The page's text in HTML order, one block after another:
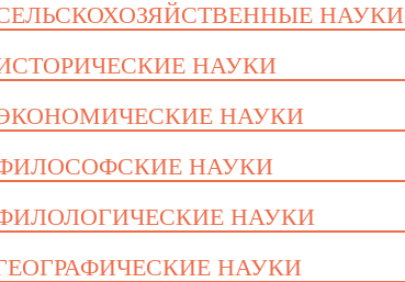
СЕЛЬСКОХОЗЯЙСТВЕННЫЕ НАУКИ
ИСТОРИЧЕСКИЕ НАУКИ
ЭКОНОМИЧЕСКИЕ НАУКИ
ФИЛОСОФСКИЕ НАУКИ
ФИЛОЛОГИЧЕСКИЕ НАУКИ
ГЕОГРАФИЧЕСКИЕ НАУКИ